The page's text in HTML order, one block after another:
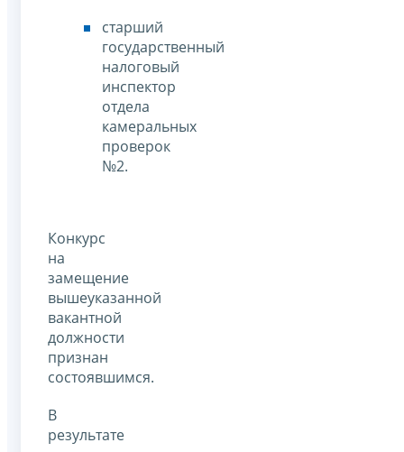
старший
государственный
налоговый
инспектор
отдела
камеральных
проверок
№2.
Конкурс
на
замещение
вышеуказанной
вакантной
должности
признан
состоявшимся.
В
результате